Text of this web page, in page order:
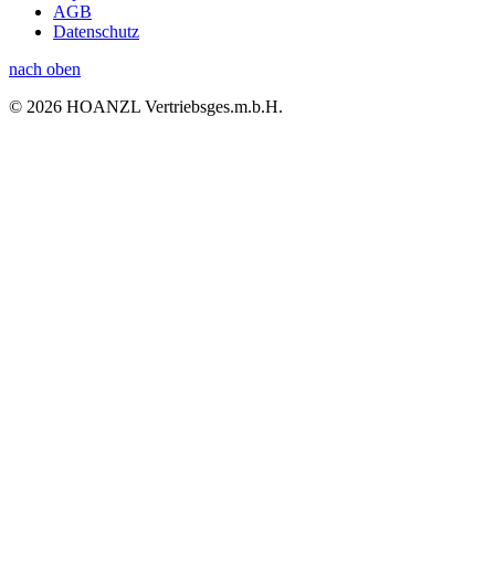
AGB
Datenschutz
nach oben
© 2026 HOANZL Vertriebsges.m.b.H.